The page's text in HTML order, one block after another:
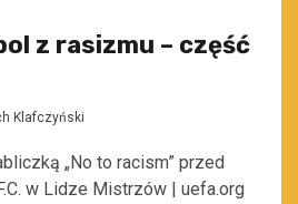
z rasizmu – część
Klafczyński
„No to racism” przed
w Lidze Mistrzów | uefa.org